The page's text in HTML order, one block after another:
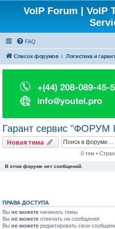
VoIP Forum | VoIP
FAQ
Список форумов Логистика и гарант
Гарант сервис
Новая тема
0 тем •
В этом форуме нет сообщений.
ПРАВА ДОСТУПА
Вы не можете начинать темы
Вы не можете отвечать на сообщения
Вы не можете редактировать свои